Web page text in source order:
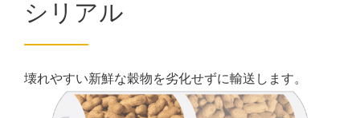
シリアル
壊れやすい新鮮な穀物を劣化せずに輸送します。